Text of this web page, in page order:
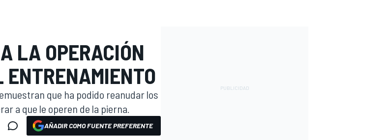
LA OPERACIÓN
ENTRENAMIENTO
que ha podido reanudar los
a que le operen de la pierna.
AÑADIR COMO FUENTE PREFERENTE